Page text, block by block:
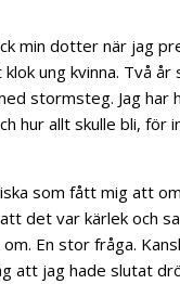
min dotter när jag
ung kvinna. Två år
stormsteg. Jag har
hur allt skulle bli, för
som fått mig att
det var kärlek och
En stor fråga.
att jag hade slutat